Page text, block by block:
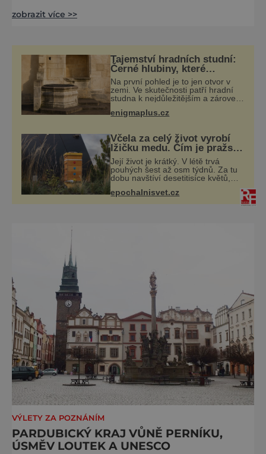
navštívit nový židovský hřbitov v
Židovskému hřbitovu. Ačkoli k založení došlo
již roku 1883, je stále v provozu. V deseti
řadách si můžete prohlédnou
zobrazit více >>
Tajemství hradních studní:
Černé hlubiny, které
rozhodují o životě i pádu
hradu
Na první pohled je to jen otvor v
zemi. Ve skutečnosti patří hradní
studna k nejdůležitějším a zároveň
hradu. Bez vody se posádka
enigmaplus.cz
Včela za celý život vyrobí
lžičku medu. Čím je pražský
med ze střech tak ceněný?
Její život je krátký. V létě trvá
pouhých šest až osm týdnů. Za tu
dobu navštíví desetitisíce květů,
přibližně devět gramů medu –
zhruba jednu čajovou lžičku. Sama
epochalnisvet.cz
VÝLETY ZA POZNÁNÍM
PARDUBICKÝ KRAJ VŮNĚ PERNÍKU,
ÚSMĚV LOUTEK A UNESCO